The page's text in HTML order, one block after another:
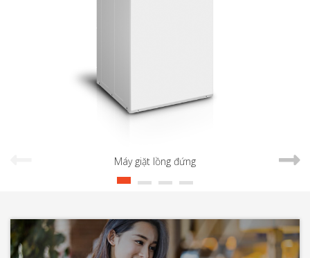
Máy giặt lồng đứng